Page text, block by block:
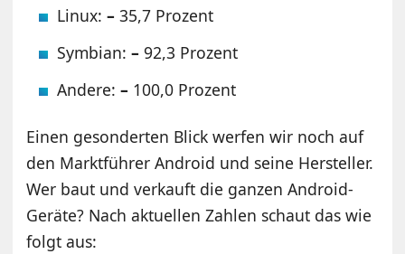
Linux: – 35,7 Prozent
Symbian:– 92,3 Prozent
Andere: – 100,0 Prozent
Einen gesonderten Blick werfen wir noch auf
den Marktführer Android und seine Hersteller.
Wer baut und verkauft die ganzen Android-
Geräte? Nach aktuellen Zahlen schaut das wie
folgt aus: